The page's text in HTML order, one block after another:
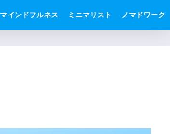
マインドフルネス ミニマリスト ノマドワーク